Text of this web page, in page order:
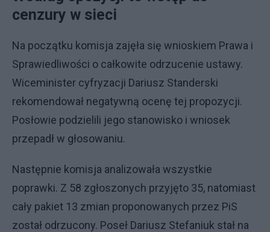
cenzury w sieci
Na początku komisja zajęła się wnioskiem Prawa i
Sprawiedliwości o całkowite odrzucenie ustawy.
Wiceminister cyfryzacji Dariusz Standerski
rekomendował negatywną ocenę tej propozycji.
Posłowie podzielili jego stanowisko i wniosek
przepadł w głosowaniu.
Następnie komisja analizowała wszystkie
poprawki. Z 58 zgłoszonych przyjęto 35, natomiast
cały pakiet 13 zmian proponowanych przez PiS
został odrzucony. Poseł Dariusz Stefaniuk stał na